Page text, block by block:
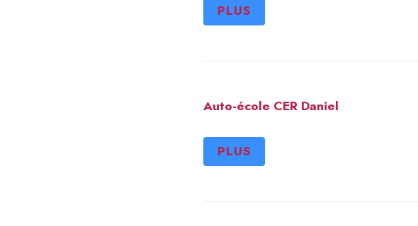
PLUS
Auto-école CER Daniel
PLUS